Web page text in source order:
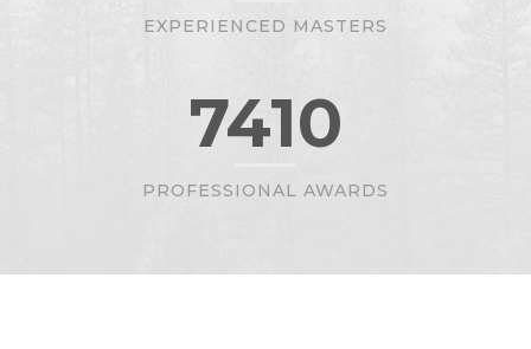
EXPERIENCED MASTERS
7410
PROFESSIONAL AWARDS